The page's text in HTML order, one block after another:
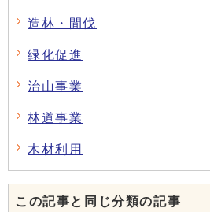
造林・間伐
緑化促進
治山事業
林道事業
木材利用
この記事と同じ分類の記事